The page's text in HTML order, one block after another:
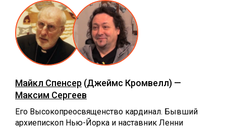
Майкл Спенсер (Джеймс Кромвелл) —
Максим Сергеев
Его Высокопреосвященство кардинал. Бывший
архиепископ Нью-Йорка и наставник Ленни